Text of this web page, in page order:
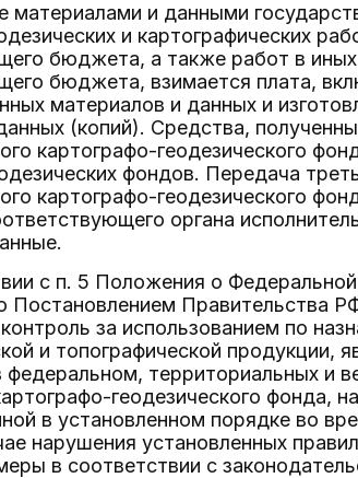
материалами и данными
и картографических
бюджета, а также работ в
бюджета, взимается плата,
материалов и данных и
(копий). Средства,
картографо-геодезического
фондов. Передача
картографо-геодезического
органа
с п. 5 Положения о
Постановлением Правительства
за использованием по
и топографической
территориальных и
геодезического фонда,
в установленном порядке во
нарушения установленных
в соответствии с